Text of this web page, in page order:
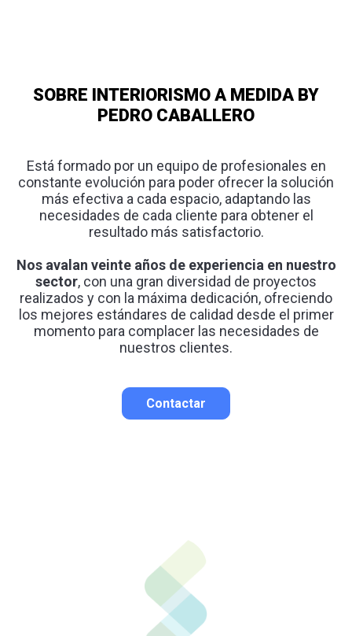
SOBRE INTERIORISMO A MEDIDA BY
PEDRO CABALLERO
Está formado por un equipo de profesionales en
constante evolución para poder ofrecer la solución
más efectiva a cada espacio, adaptando las
necesidades de cada cliente para obtener el
resultado más satisfactorio.
Nos avalan veinte años de experiencia en nuestro
sector, con una gran diversidad de proyectos
realizados y con la máxima dedicación, ofreciendo
los mejores estándares de calidad desde el primer
momento para complacer las necesidades de
nuestros clientes.
Contactar